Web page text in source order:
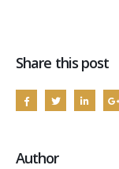
Share this post
Author